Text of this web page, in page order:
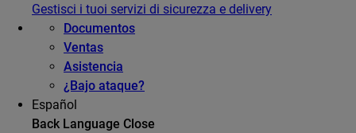
Gestisci i tuoi servizi di sicurezza e delivery
Documentos
Ventas
Asistencia
¿Bajo ataque?
Español
Back Language Close